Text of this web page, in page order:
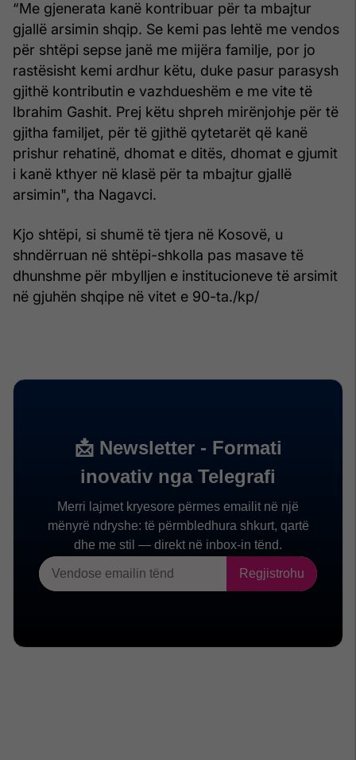
“Me gjenerata kanë kontribuar për ta mbajtur
gjallë arsimin shqip. Se kemi pas lehtë me vendos
për shtëpi sepse janë me mijëra familje, por jo
rastësisht kemi ardhur këtu, duke pasur parasysh
gjithë kontributin e vazhdueshëm e me vite të
Ibrahim Gashit. Prej këtu shpreh mirënjohje për të
gjitha familjet, për të gjithë qytetarët që kanë
prishur rehatinë, dhomat e ditës, dhomat e gjumit
i kanë kthyer në klasë për ta mbajtur gjallë
arsimin", tha Nagavci.
Kjo shtëpi, si shumë të tjera në Kosovë, u
shndërruan në shtëpi-shkolla pas masave të
dhunshme për mbylljen e institucioneve të arsimit
në gjuhën shqipe në vitet e 90-ta./kp/